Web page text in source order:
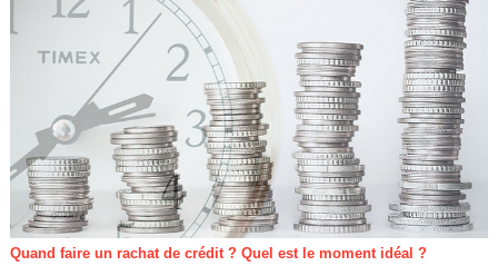
Quand faire un rachat de crédit ? Quel est le moment idéal ?